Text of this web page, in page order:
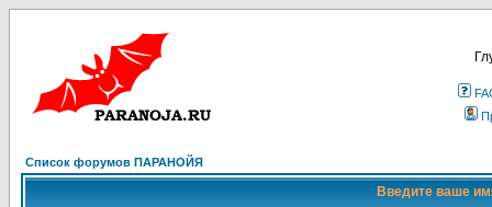
Список форумов ПАРАНОЙЯ
Введите ваше